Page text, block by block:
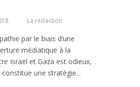
La rédaction
par le biais d’une
médiatique à la
Israël et Gaza est odieux,
une stratégie...